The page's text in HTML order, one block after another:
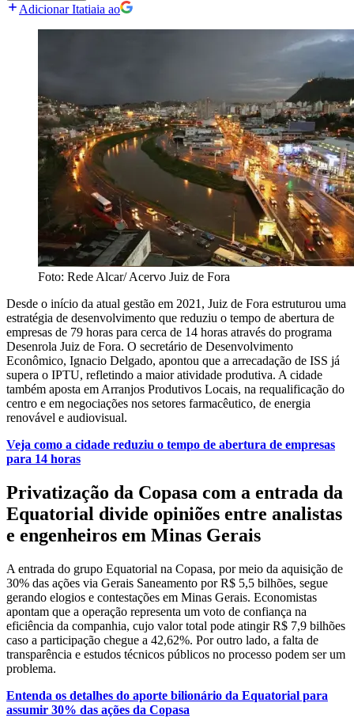
Adicionar Itatiaia ao
Foto: Rede Alcar/ Acervo Juiz de Fora
Desde o início da atual gestão em 2021, Juiz de Fora estruturou uma
estratégia de desenvolvimento que reduziu o tempo de abertura de
empresas de 79 horas para cerca de 14 horas através do programa
Desenrola Juiz de Fora. O secretário de Desenvolvimento
Econômico, Ignacio Delgado, apontou que a arrecadação de ISS já
supera o IPTU, refletindo a maior atividade produtiva. A cidade
também aposta em Arranjos Produtivos Locais, na requalificação do
centro e em negociações nos setores farmacêutico, de energia
renovável e audiovisual.
Veja como a cidade reduziu o tempo de abertura de empresas
para 14 horas
Privatização da Copasa com a entrada da
Equatorial divide opiniões entre analistas
e engenheiros em Minas Gerais
A entrada do grupo Equatorial na Copasa, por meio da aquisição de
30% das ações via Gerais Saneamento por R$ 5,5 bilhões, segue
gerando elogios e contestações em Minas Gerais. Economistas
apontam que a operação representa um voto de confiança na
eficiência da companhia, cujo valor total pode atingir R$ 7,9 bilhões
caso a participação chegue a 42,62%. Por outro lado, a falta de
transparência e estudos técnicos públicos no processo podem ser um
problema.
Entenda os detalhes do aporte bilionário da Equatorial para
assumir 30% das ações da Copasa